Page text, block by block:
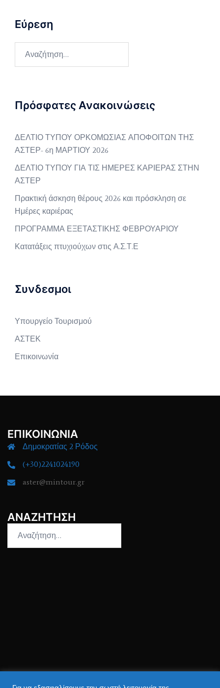
Εύρεση
Πρόσφατες Ανακοινώσεις
ΔΕΛΤΙΟ ΤΥΠΟΥ ΟΡΚΟΜΩΣΙΑΣ ΑΠΟΦΟΙΤΩΝ ΤΗΣ
ΑΣΤΕΡ- 6η ΜΑΡΤΙΟΥ 2026
ΔΕΛΤΙΟ ΤΥΠΟΥ ΓΙΑ ΤΙΣ ΗΜΕΡΕΣ ΚΑΡΙΕΡΑΣ ΣΤΗΝ
ΑΣΤΕΡ
Πρακτική άσκηση θέρους 2026 και πρόσκληση σε
Ημέρες καριέρας
ΠΡΟΓΡΑΜΜΑ ΕΞΕΤΑΣΤΙΚΗΣ ΦΕΒΡΟΥΑΡΙΟΥ
Κατατάξεις πτυχιούχων στις Α.Σ.Τ.Ε
Συνδεσμοι
Υπουργείο Τουρισμού
ΑΣΤΕΚ
Επικοινωνία
ΕΠΙΚΟΙΝΩΝΙΑ
Δημοκρατίας 2 Ρόδος
(+30)2241024190
aster@mintour.gr
ΑΝΑΖΗΤΗΣΗ